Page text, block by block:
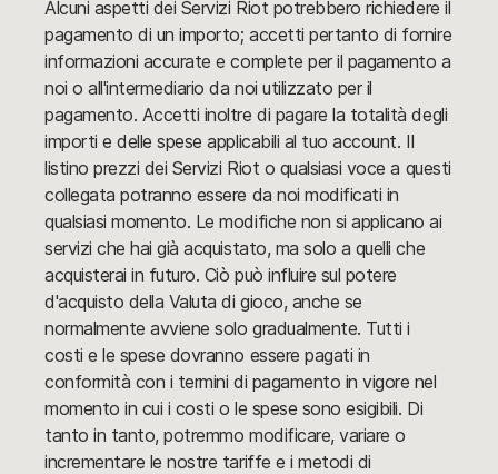
Alcuni aspetti dei Servizi Riot potrebbero richiedere il
pagamento di un importo; accetti pertanto di fornire
informazioni accurate e complete per il pagamento a
noi o all'intermediario da noi utilizzato per il
pagamento. Accetti inoltre di pagare la totalità degli
importi e delle spese applicabili al tuo account. Il
listino prezzi dei Servizi Riot o qualsiasi voce a questi
collegata potranno essere da noi modificati in
qualsiasi momento. Le modifiche non si applicano ai
servizi che hai già acquistato, ma solo a quelli che
acquisterai in futuro. Ciò può influire sul potere
d'acquisto della Valuta di gioco, anche se
normalmente avviene solo gradualmente. Tutti i
costi e le spese dovranno essere pagati in
conformità con i termini di pagamento in vigore nel
momento in cui i costi o le spese sono esigibili. Di
tanto in tanto, potremmo modificare, variare o
incrementare le nostre tariffe e i metodi di